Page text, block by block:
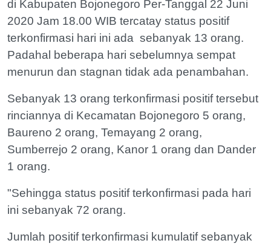
di Kabupaten Bojonegoro Per-Tanggal 22 Juni
2020 Jam 18.00 WIB tercatay status positif
terkonfirmasi hari ini ada sebanyak 13 orang.
Padahal beberapa hari sebelumnya sempat
menurun dan stagnan tidak ada penambahan.
Sebanyak 13 orang terkonfirmasi positif tersebut
rinciannya di Kecamatan Bojonegoro 5 orang,
Baureno 2 orang, Temayang 2 orang,
Sumberrejo 2 orang, Kanor 1 orang dan Dander
1 orang.
"Sehingga status positif terkonfirmasi pada hari
ini sebanyak 72 orang.
Jumlah positif terkonfirmasi kumulatif sebanyak